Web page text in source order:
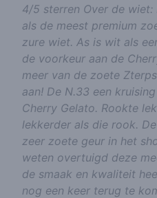
4/5 sterren Over de
als de meest premium
zure wiet. As is wit als
de voorkeur aan de
meer van de zoete
aan! De N.33 een
Cherry Gelato. Rookte
lekkerder als die rook.
zeer zoete geur in het
weten overtuigd deze
de smaak en kwaliteit
nog een keer terug te